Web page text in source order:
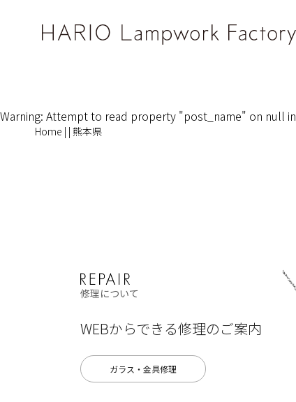
Warning: Attempt to read property "post_name" on null in
Home | | 熊本県
修理について
WEBからできる修理のご案内
ガラス・金具修理